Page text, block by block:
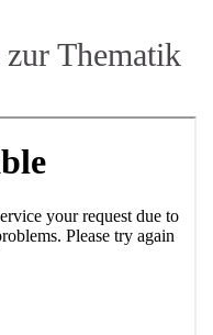
Thematik